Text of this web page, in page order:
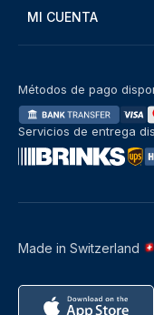
MI CUENTA
Made in Switzerland
Métodos de pago
Servicios de entrega